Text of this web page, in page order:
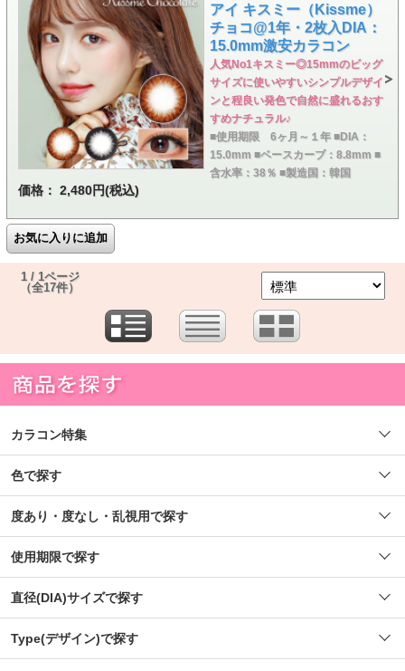
アイ キスミー（Kissme）
チョコ@1年・2枚入DIA：
15.0mm激安カラコン
人気No1キスミー◎15mmのビッグ
サイズに使いやすいシンプルデザイ
ンと程良い発色で自然に盛れるおす
すめナチュラル♪
■使用期限 6ヶ月～１年 ■DIA：
15.0mm ■ベースカーブ：8.8mm ■
含水率：38％ ■製造国：韓国
価格： 2,480円(税込)
1 / 1ページ
（全17件）
カラコン特集
色で探す
度あり・度なし・乱視用で探す
使用期限で探す
直径(DIA)サイズで探す
Type(デザイン)で探す